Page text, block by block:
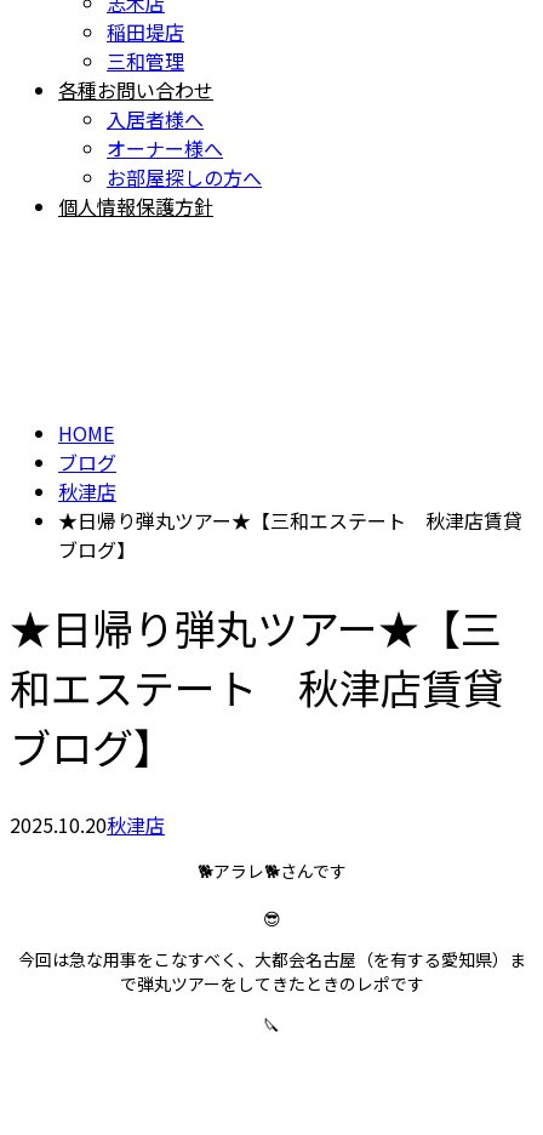
稲田堤店
三和管理
各種お問い合わせ
入居者様へ
オーナー様へ
お部屋探しの方へ
個人情報保護方針
HOME
ブログ
秋津店
★日帰り弾丸ツアー★【三和エステート 秋津店賃貸
ブログ】
★日帰り弾丸ツアー★【三
和エステート 秋津店賃貸
ブログ】
2025.10.20秋津店
🐕アラレ🐕さんです
😎
今回は急な用事をこなすべく、大都会名古屋（を有する愛知県）ま
で弾丸ツアーをしてきたときのレポです
🔪